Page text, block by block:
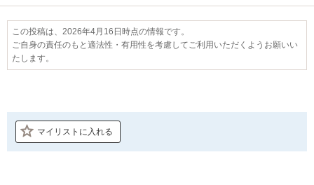
この投稿は、2026年4月16日時点の情報です。
ご自身の責任のもと適法性・有用性を考慮してご利用いただくようお願いい
たします。
マイリストに入れる